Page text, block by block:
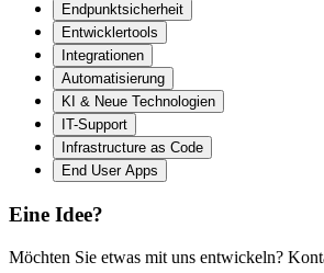
Endpunktsicherheit
Entwicklertools
Integrationen
Automatisierung
KI & Neue Technologien
IT-Support
Infrastructure as Code
End User Apps
Eine Idee?
Möchten Sie etwas mit uns entwickeln?